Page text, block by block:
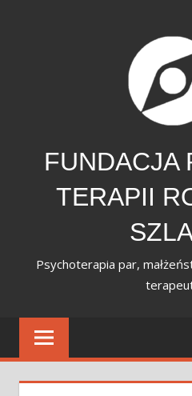
FUNDACJA
TERAPII
Psychoterapia par,